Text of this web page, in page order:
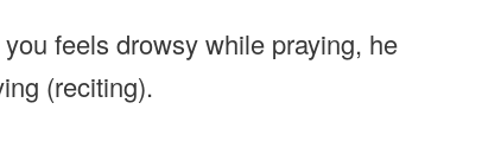
feels drowsy while praying, he
(reciting).